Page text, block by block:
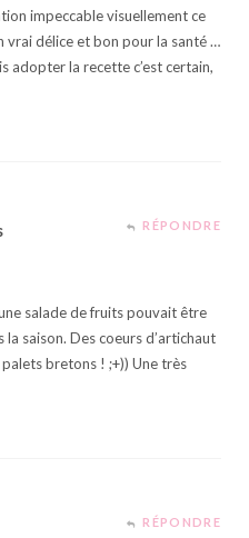
impeccable visuellement ce
vrai délice et bon pour la santé …
adopter la recette c’est certain,
RÉPONDRE
salade de fruits pouvait être
la saison. Des coeurs d’artichaut
bretons ! ;+)) Une très
RÉPONDRE